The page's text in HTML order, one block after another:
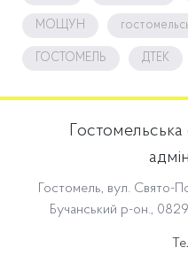
МОЩУН
ГОСТОМЕЛЬ ДТЕК
Гостомель, вул. Свято-
Бучанський р-он.,